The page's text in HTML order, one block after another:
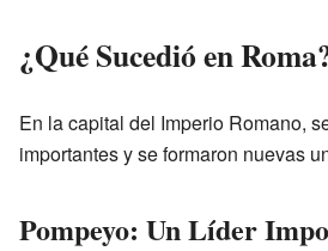
¿Qué Sucedió en
En la capital del Imperio Romano,
importantes y se formaron nuevas
Pompeyo: Un Líder